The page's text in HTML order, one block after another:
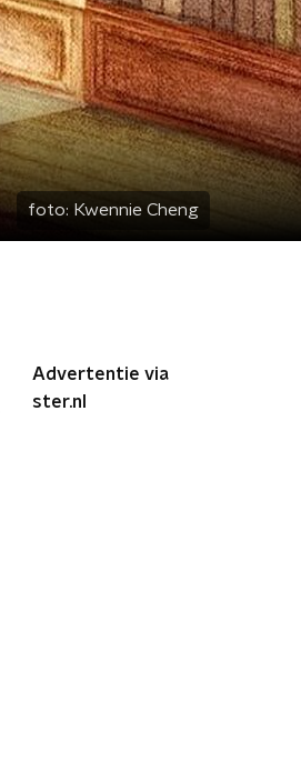
foto: Kwennie Cheng
Advertentie via
ster.nl